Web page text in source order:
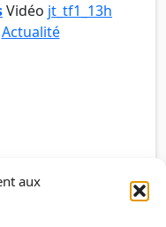
aux
Vidéo jt_tf1_13h
Actualité